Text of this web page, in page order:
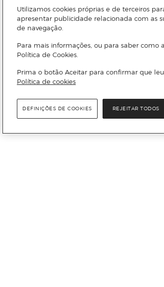
Utilizamos cookies próprias e de terceiros
apresentar publicidade relacionada com as
de navegação.
Para mais informações, ou para saber como
Política de Cookies.
Prima o botão Aceitar para confirmar que
Política de cookies
REJEITAR TODOS
DEFINIÇÕES DE COOKIES